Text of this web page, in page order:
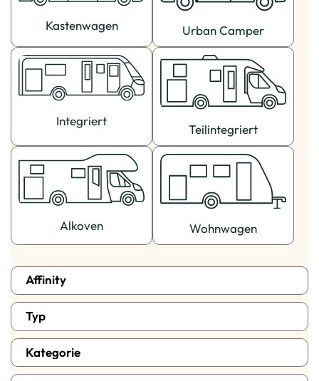
Kastenwagen Urban Camper
Integriert
Teilintegriert
Alkoven Wohnwagen
Suchbegriff
Typ
Kategorie